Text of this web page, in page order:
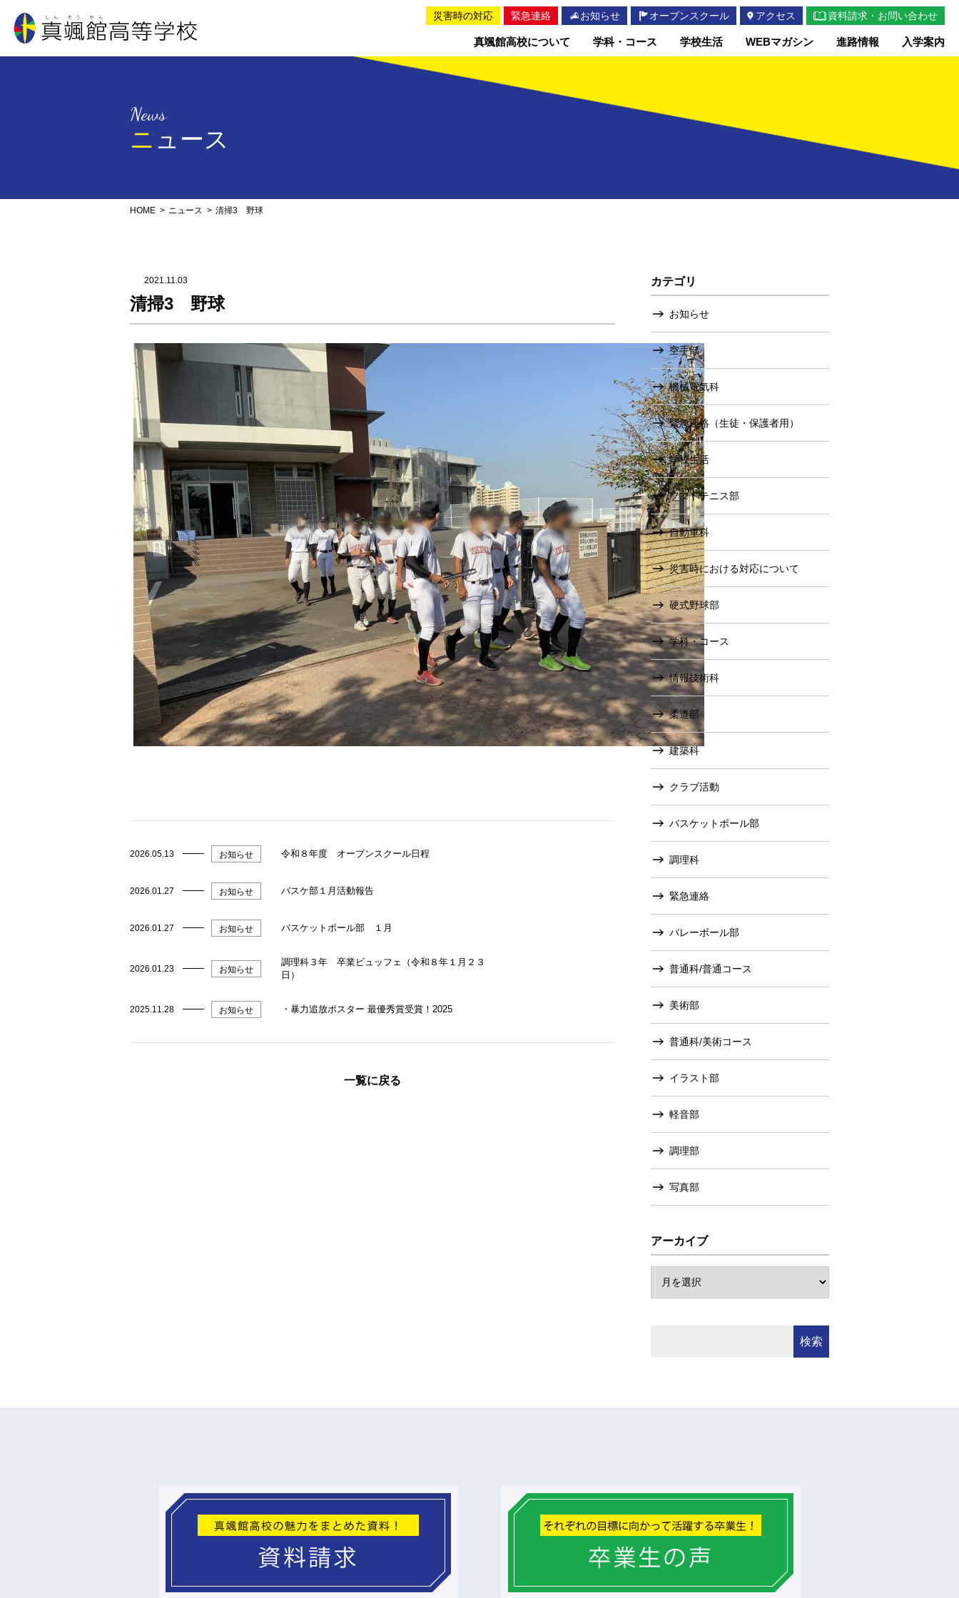
真颯館高校について
学科・コース 学校生活 WEBマガシン 進路情報 入学案内
災害時の対応 緊急連絡 お知らせ オープンスクール アクセス 資料請求・お問い合わせ
News
ニュース
HOME ニュース 清掃3 野球
2021.11.03
清掃3 野球
2026.05.13 お知らせ 令和８年度 オープンスクール日程
2026.01.27 お知らせ バスケ部１月活動報告
2026.01.27 お知らせ バスケットボール部 １月
2026.01.23 お知らせ
調理科３年 卒業ビュッフェ（令和８年１月２３
日）
2025.11.28 お知らせ ・暴力追放ポスター 最優秀賞受賞！2025
一覧に戻る
カテゴリ
お知らせ
空手部
機械電気科
緊急連絡（生徒・保護者用）
学校生活
ソフトテニス部
自動車科
災害時における対応について
硬式野球部
学科・コース
情報技術科
柔道部
建築科
クラブ活動
バスケットボール部
調理科
緊急連絡
バレーボール部
普通科/普通コース
美術部
普通科/美術コース
イラスト部
軽音部
調理部
写真部
アーカイブ